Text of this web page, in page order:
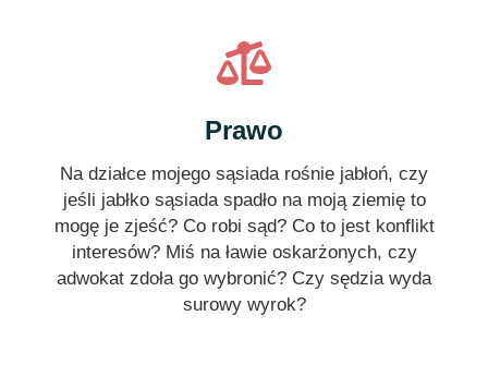
Prawo
Na działce mojego sąsiada rośnie jabłoń, czy
jeśli jabłko sąsiada spadło na moją ziemię to
mogę je zjeść? Co robi sąd? Co to jest konflikt
interesów? Miś na ławie oskarżonych, czy
adwokat zdoła go wybronić? Czy sędzia wyda
surowy wyrok?